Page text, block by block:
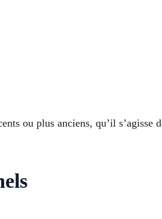
ou plus anciens, qu’il s’agisse